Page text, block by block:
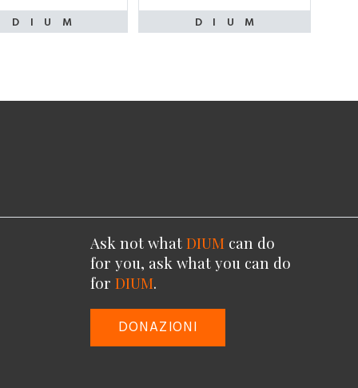
Ask not what DIUM can do
for you, ask what you can do
for DIUM.
DONAZIONI